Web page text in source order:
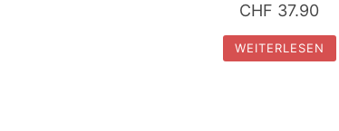
CHF 37.90
WEITERLESEN